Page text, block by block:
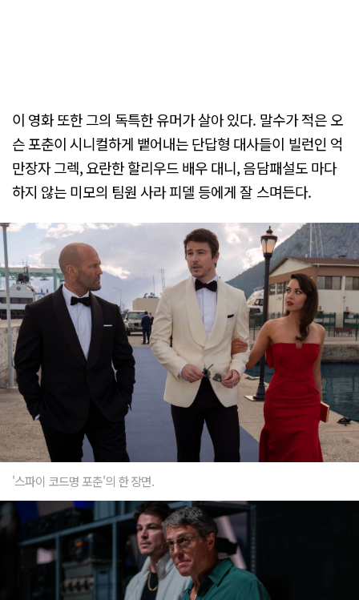
이 영화 또한 그의 독특한 유머가 살아 있다. 말수가 적은 오
슨 포춘이 시니컬하게 뱉어내는 단답형 대사들이 빌런인 억
만장자 그렉, 요란한 할리우드 배우 대니, 음담패설도 마다
하지 않는 미모의 팀원 사라 피델 등에게 잘 스며든다.
'스파이 코드명 포춘'의 한 장면.